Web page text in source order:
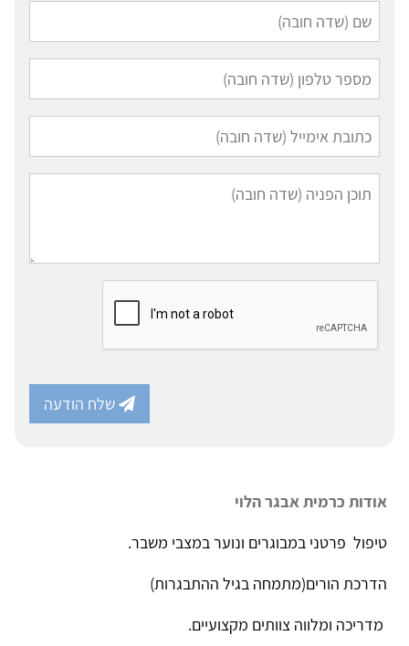
שלח הודעה
אודות כרמית אבגר הלוי
טיפול פרטני במבוגרים ונוער במצבי משבר.
הדרכת הורים(מתמחה בגיל ההתבגרות)
מדריכה ומלווה צוותים מקצועיים.